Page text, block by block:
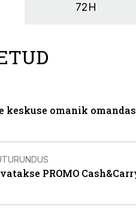
72H
keskuse omanik
PROMO